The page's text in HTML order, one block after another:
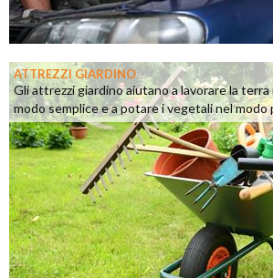
ATTREZZI GIARDINO
Gli attrezzi giardino aiutano a lavorare la terra
modo semplice e a potare i vegetali nel modo